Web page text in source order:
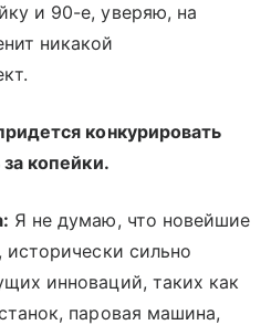
и 90-е, уверяю, на
никакой
конкурировать
копейки.
Я не думаю, что новейшие
сильно
инноваций, таких как
паровая машина,